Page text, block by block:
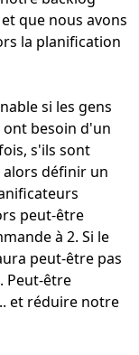
que nous avons
la planification
si les gens
besoin d'un
s'ils sont
définir un
peut-être
à 2. Si le
peut-être pas
Peut-être
et réduire notre